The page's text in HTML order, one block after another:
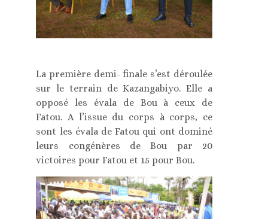
La première demi- finale s’est déroulée
sur le terrain de Kazangabiyo. Elle a
opposé les évala de Bou à ceux de
Fatou. A l’issue du corps à corps, ce
sont les évala de Fatou qui ont dominé
leurs congénères de Bou par 20
victoires pour Fatou et 15 pour Bou.